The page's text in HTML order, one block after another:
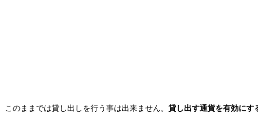
のままでは貸し出しを行う事は出来ません。 貸し出す通貨を有効にす